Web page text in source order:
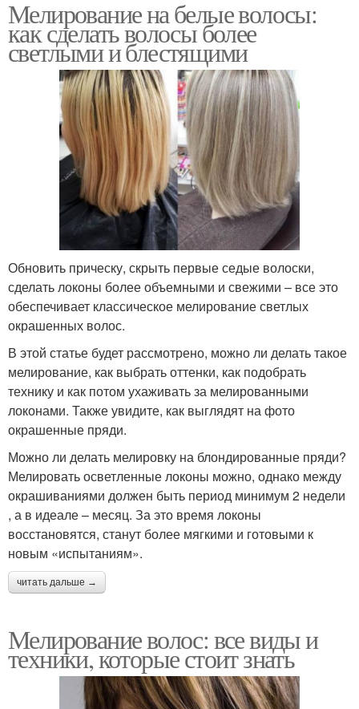
Мелирование на белые волосы:
как сделать волосы более
светлыми и блестящими
Обновить прическу, скрыть первые седые волоски,
сделать локоны более объемными и свежими – все это
обеспечивает классическое мелирование светлых
окрашенных волос.
В этой статье будет рассмотрено, можно ли делать такое
мелирование, как выбрать оттенки, как подобрать
технику и как потом ухаживать за мелированными
локонами. Также увидите, как выглядят на фото
окрашенные пряди.
Можно ли делать мелировку на блондированные пряди?
Мелировать осветленные локоны можно, однако между
окрашиваниями должен быть период минимум 2 недели
, а в идеале – месяц. За это время локоны
восстановятся, станут более мягкими и готовыми к
новым «испытаниям».
читать дальше →
Мелирование волос: все виды и
техники, которые стоит знать